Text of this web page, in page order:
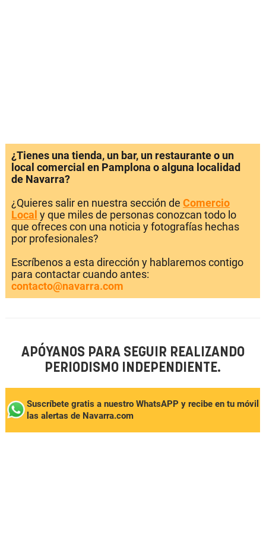
¿Tienes una tienda, un bar, un restaurante o un
local comercial en Pamplona o alguna localidad
de Navarra?
¿Quieres salir en nuestra sección de Comercio
Local y que miles de personas conozcan todo lo
que ofreces con una noticia y fotografías hechas
por profesionales?
Escríbenos a esta dirección y hablaremos contigo
para contactar cuando antes:
contacto@navarra.com
APÓYANOS PARA SEGUIR REALIZANDO
PERIODISMO INDEPENDIENTE.
Suscríbete gratis a nuestro WhatsAPP y recibe en tu móvil
las alertas de Navarra.com